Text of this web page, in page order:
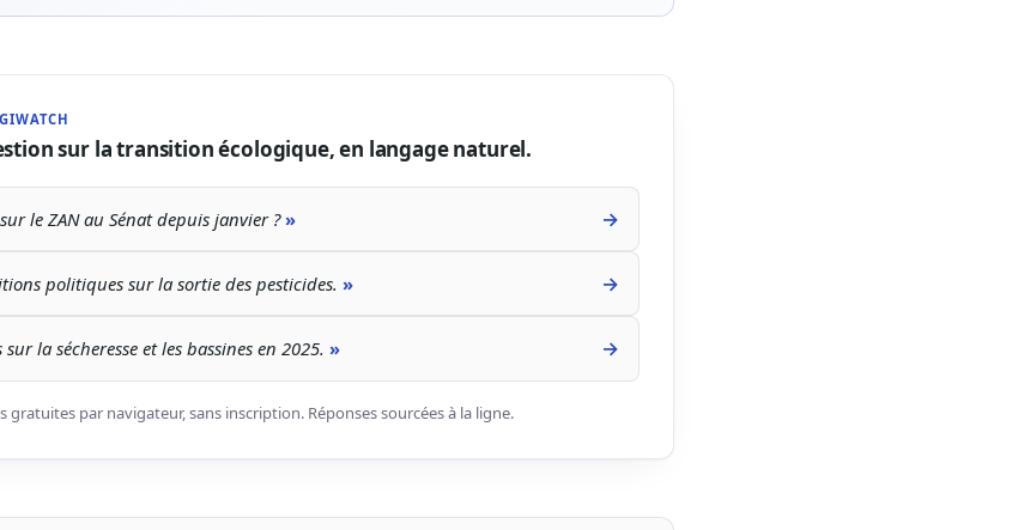
sur la transition écologique, en langage naturel.
le ZAN au Sénat depuis janvier ? →
politiques sur la sortie des pesticides. →
la sécheresse et les bassines en 2025. →
gratuites par navigateur, sans inscription. Réponses sourcées à la ligne.